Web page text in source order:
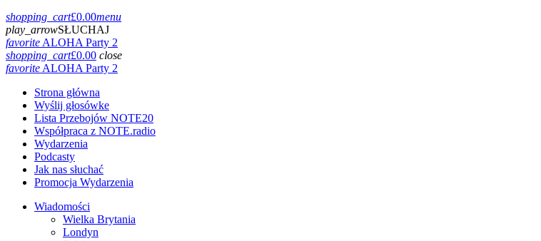
shopping_cart£0.00menu
play_arrowSŁUCHAJ
favoriteALOHA Party 2
shopping_cart£0.00 close
favoriteALOHA Party 2
Strona główna
Wyślij głosówke
Lista Przebojów NOTE20
Współpraca z NOTE.radio
Wydarzenia
Podcasty
Jak nas słuchać
Promocja Wydarzenia
Wiadomości
Wielka Brytania
Londyn